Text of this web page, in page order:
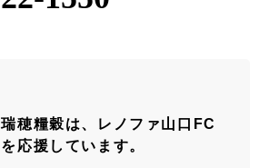
瑞穂糧穀は、レノファ山口FC
を応援しています。